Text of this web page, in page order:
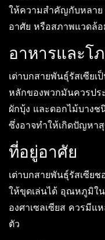
ให้ความสำคัญกับหลาย
อาศัย หรือสภาพแวดล้อ
อาหารและโ
เต่าบกสายพันธุ์รัสเซีย
หลักของพวกมันควรปร
ผักบุ้ง และดอกไม้บางช
ซึ่งอาจทำให้เกิดปัญหา
ที่อยู่อาศัย
เต่าบกสายพันธุ์รัสเซีย
ให้ขุดเล่นได้ อุณหภูมิใ
องศาเซลเซียส ควรมี
ตัว